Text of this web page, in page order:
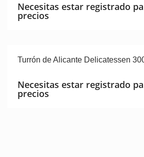
Necesitas estar registrado
precios
Turrón de Alicante Delicatessen
Necesitas estar registrado
precios